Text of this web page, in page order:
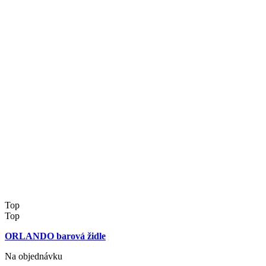
Top
Top
ORLANDO barová židle
Na objednávku